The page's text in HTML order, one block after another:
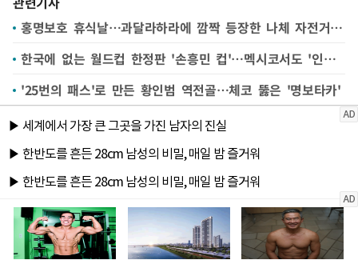
홍명보호 휴식날…과달라하라에 깜짝 등장한 나체 자전거 행렬
한국에 없는 월드컵 한정판 '손흥민 컵'…멕시코서도 '인기 만점'
'25번의 패스'로 만든 황인범 역전골…체코 뚫은 '명보타카'